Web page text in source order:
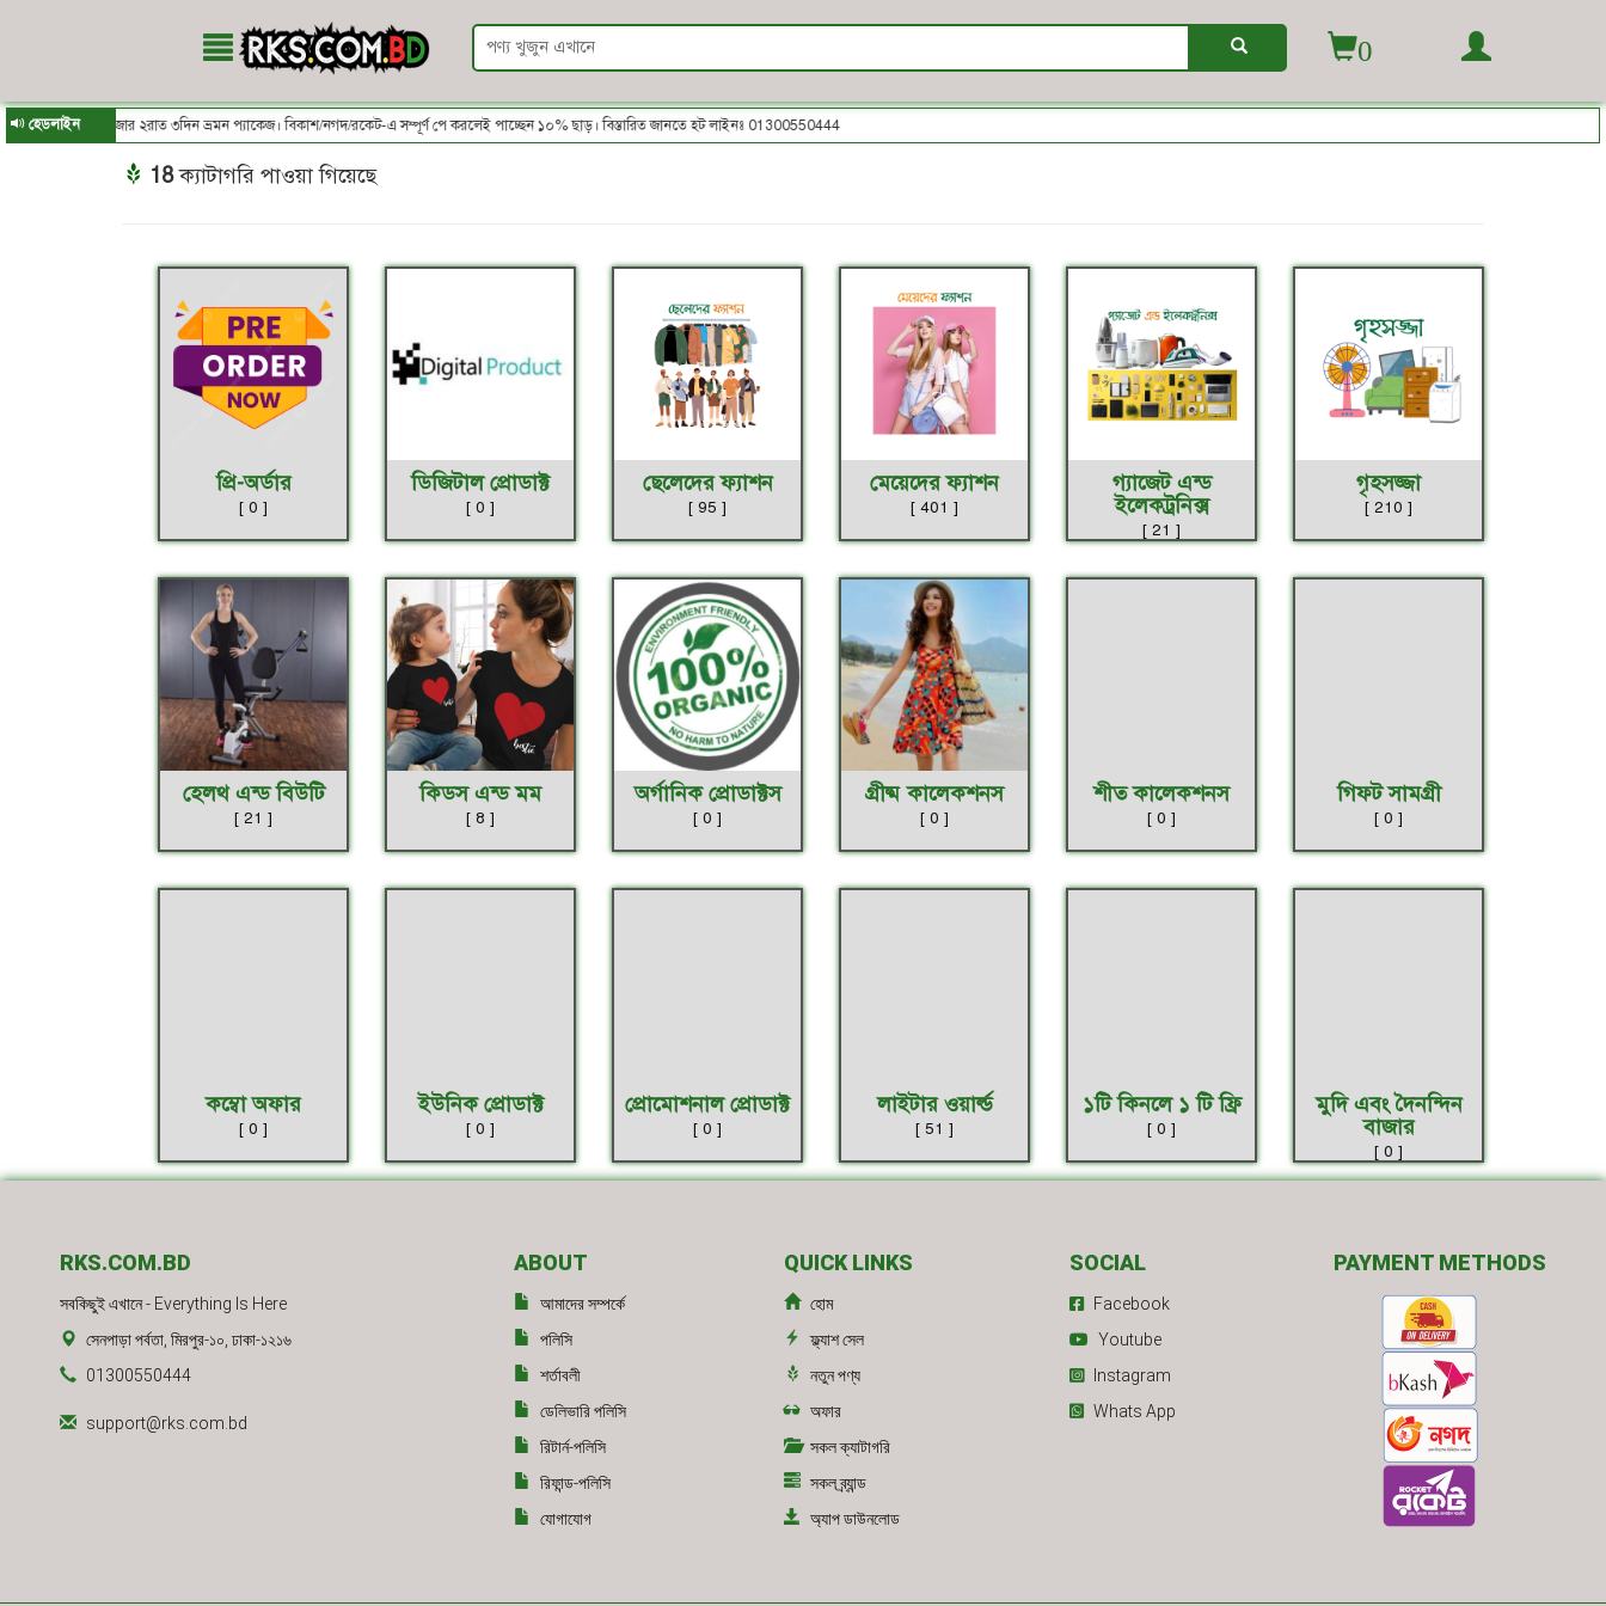
0
হেডলাইন
নিন ✈কক্সবাজার ২রাত ৩দিন ভ্রমন প্যাকেজ। বিকাশ/নগদ/রকেট-এ সম্পূর্ণ পে করলেই পাচ্ছেন ১০% ছাড়। বিস্তারিত জানতে হট লাইনঃ 01300550444
18ক্যাটাগরি পাওয়া গিয়েছে
প্রি-অর্ডার
[ 0 ]
ডিজিটাল প্রোডাক্ট
[ 0 ]
ছেলেদের ফ্যাশন
[ 95 ]
মেয়েদের ফ্যাশন
[ 401 ]
গ্যাজেট এন্ড
ইলেকট্রনিক্স
[ 21 ]
গৃহসজ্জা
[ 210 ]
হেলথ এন্ড বিউটি
[ 21 ]
কিডস এন্ড মম
[ 8 ]
অর্গানিক প্রোডাক্টস
[ 0 ]
গ্রীষ্ম কালেকশনস
[ 0 ]
শীত কালেকশনস
[ 0 ]
গিফট সামগ্রী
[ 0 ]
কম্বো অফার
[ 0 ]
ইউনিক প্রোডাক্ট
[ 0 ]
প্রোমোশনাল প্রোডাক্ট
[ 0 ]
লাইটার ওয়ার্ল্ড
[ 51 ]
১টি কিনলে ১ টি ফ্রি
[ 0 ]
মুদি এবং দৈনন্দিন
বাজার
[ 0 ]
RKS.COM.BD
সবকিছুই এখানে - Everything Is Here
সেনপাড়া পর্বতা, মিরপুর-১০, ঢাকা-১২১৬
01300550444
support@rks.com.bd
ABOUT
আমাদের সম্পর্কে
পলিসি
শর্তাবলী
ডেলিভারি পলিসি
রিটার্ন-পলিসি
রিফান্ড-পলিসি
যোগাযোগ
QUICK LINKS
হোম
ফ্ল্যাশ সেল
নতুন পণ্য
অফার
সকল ক্যাটাগরি
সকল ব্র্যান্ড
অ্যাপ ডাউনলোড
SOCIAL
Facebook
Youtube
Instagram
Whats App
PAYMENT METHODS